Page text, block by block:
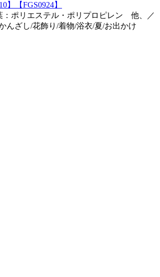
【FGS0924】
リエステル・ポリプロピレン 他、／
んざし/花飾り/着物/浴衣/夏/お出かけ